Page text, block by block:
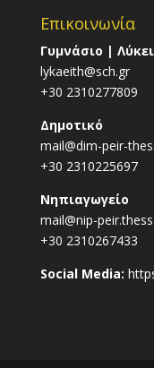
Επικοινωνία
Γυμνάσιο |
lykaeith@sch.gr
+30 2310277809
Δημοτικό
mail@dim-peir-
+30 2310225697
Νηπιαγωγείο
mail@nip-
+30 2310267433
Social Media: